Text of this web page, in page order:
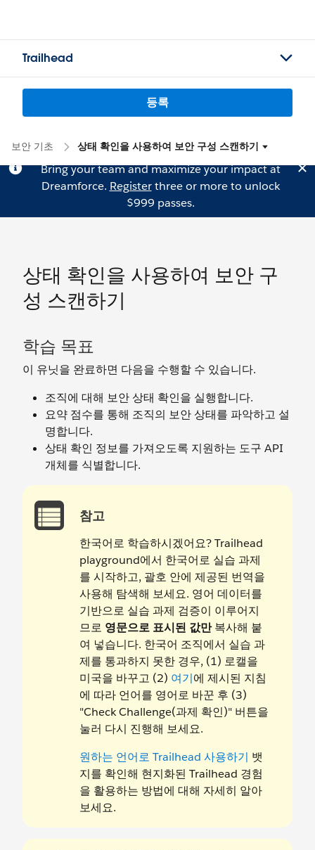
Trailhead
등록
보안 기초 상태 확인을 사용하여 보안 구성 스캔하기
Bring your team and maximize your impact at
Dreamforce. Registerthree or more to unlock
$999 passes.
상태 확인을 사용하여 보안 구
성 스캔하기
학습 목표
이 유닛을 완료하면 다음을 수행할 수 있습니다.
조직에 대해 보안 상태 확인을 실행합니다.
요약 점수를 통해 조직의 보안 상태를 파악하고 설
명합니다.
상태 확인 정보를 가져오도록 지원하는 도구 API
개체를 식별합니다.
참고
한국어로 학습하시겠어요? Trailhead
playground에서 한국어로 실습 과제
를 시작하고, 괄호 안에 제공된 번역을
사용해 탐색해 보세요. 영어 데이터를
기반으로 실습 과제 검증이 이루어지
므로 영문으로 표시된 값만복사해 붙
여 넣습니다. 한국어 조직에서 실습 과
제를 통과하지 못한 경우, (1) 로캘을
미국을 바꾸고 (2) 여기에 제시된 지침
에 따라 언어를 영어로 바꾼 후 (3)
"Check Challenge(과제 확인)" 버튼을
눌러 다시 진행해 보세요.
원하는 언어로 Trailhead 사용하기 뱃
지를 확인해 현지화된 Trailhead 경험
을 활용하는 방법에 대해 자세히 알아
보세요.